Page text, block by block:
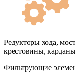
Редукторы хода,
крестовины, карданы
Фильтрующие